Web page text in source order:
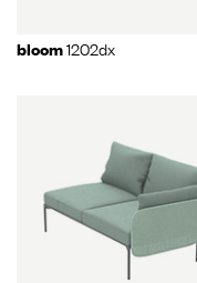
bloom1202dx